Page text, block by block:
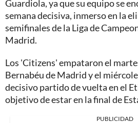
Guardiola, ya que su equipo se
semana decisiva, inmerso en la
semifinales de la Liga de
Madrid.
Los 'Citizens' empataron el
Bernabéu de Madrid y el
decisivo partido de vuelta en el
objetivo de estar en la final de
PUBLICIDAD